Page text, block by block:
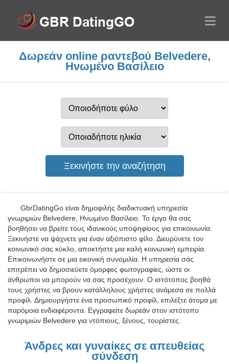
Δωρεάν online ραντεβού Belvedere,
Ηνωμένο Βασίλειο
GbrDatingGo είναι δημοφιλής διαδικτυακή υπηρεσία
γνωριμιών Belvedere, Ηνωμένο Βασίλειο. Το έργο θα σας
βοηθήσει να βρείτε τους ιδανικούς υποψηφίους για επικοινωνία.
Ξεκινήστε να ψάχνετε για έναν αξιόπιστο φίλο. Διευρύνετε τον
κοινωνικό σας κύκλο, αποκτήστε μια καλή κοινωνική εμπειρία.
Επικοινωνήστε σε μια εικονική συνομιλία. Η υπηρεσία σάς
επιτρέπει να δημοσιεύετε όμορφες φωτογραφίες, ώστε οι
άνθρωποι να μπορούν να σας προσέχουν. Ο ιστότοπος βοηθά
τους χρήστες να βρουν κατάλληλους χρήστες ανάμεσα σε πολλά
προφίλ. Δημιουργήστε ένα προσωπικό προφίλ, επιλέξτε άτομα με
παρόμοια ενδιαφέροντα. Εγγραφείτε δωρεάν στον ιστότοπο
γνωριμιών Belvedere για ντόπιους, ξένους, τουρίστες.
Άνδρες και γυναίκες σε απευθείας
σύνδεση